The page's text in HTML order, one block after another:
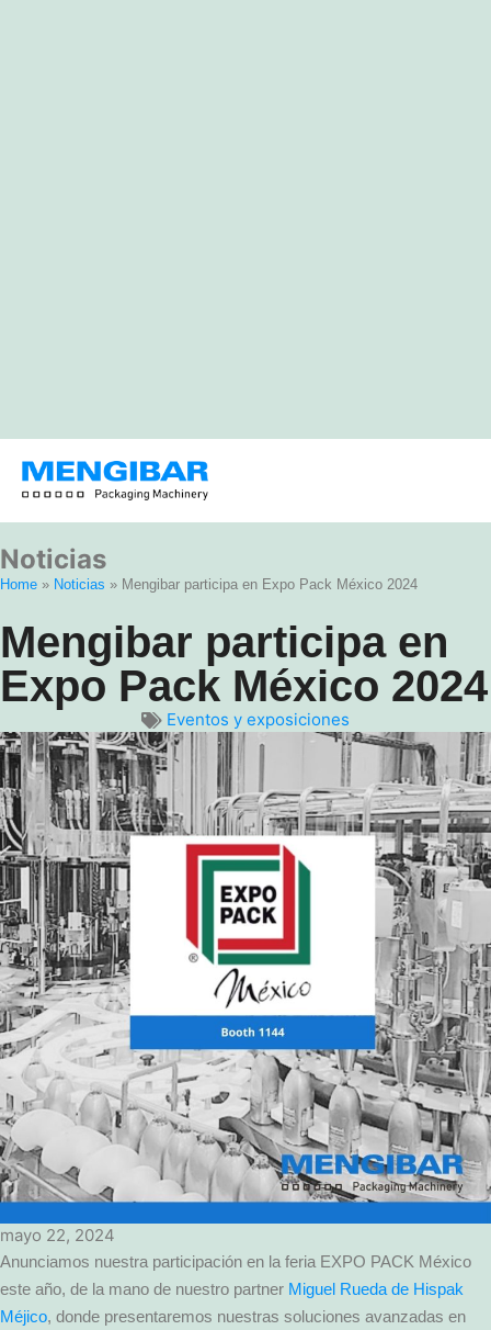
Noticias
Home » Noticias » Mengibar participa en Expo Pack México 2024
Mengibar participa en
Expo Pack México 2024
Eventos y exposiciones
mayo 22, 2024
Anunciamos nuestra participación en la feria EXPO PACK México
este año, de la mano de nuestro partner Miguel Rueda de Hispak
Méjico, donde presentaremos nuestras soluciones avanzadas en